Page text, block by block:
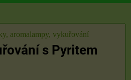
aromalampy, vykuřování
s Pyritem